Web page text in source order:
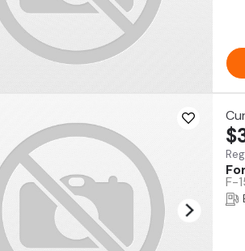
F-